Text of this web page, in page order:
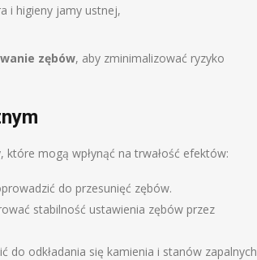
i higieny jamy ustnej,
zębów, aby zminimalizować ryzyko
które mogą wpłynąć na trwałość efektów:
do przesunięć zębów.
stabilność ustawienia zębów przez
do odkładania się kamienia i stanów zapalnych